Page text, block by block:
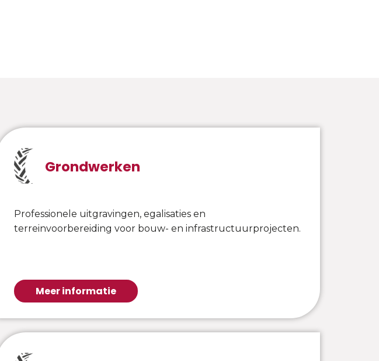
Grondwerken
Professionele uitgravingen, egalisaties en
terreinvoorbereiding voor bouw- en infrastructuurprojecten.
Meer informatie